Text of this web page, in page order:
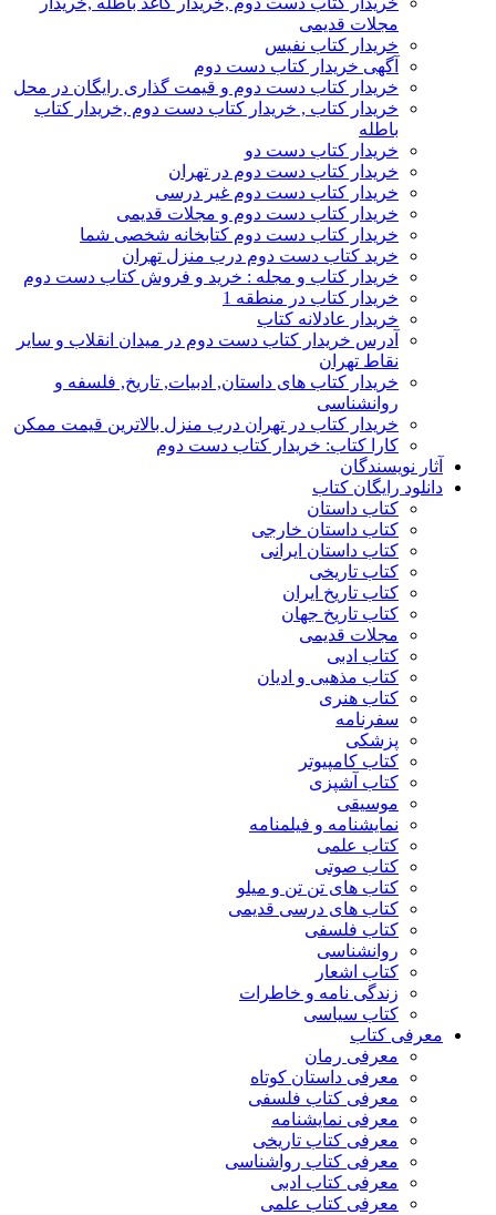
مجلات قدیمی
خریدار کتاب نفیس
آگهی خریدار کتاب دست دوم
خریدار کتاب دست دوم و قیمت گذاری رایگان در محل
خریدار کتاب , خریدار کتاب دست دوم ,خریدار کتاب
باطله
خریدار کتاب دست دو
خریدار کتاب دست دوم در تهران
خریدار کتاب دست دوم غیر درسی
خریدار کتاب دست دوم و مجلات قدیمی
خریدار کتاب دست دوم کتابخانه شخصی شما
خرید کتاب دست دوم درب منزل تهران
خریدار کتاب و مجله : خرید و فروش کتاب دست دوم
خریدار کتاب در منطقه 1
خریدار عادلانه کتاب
آدرس خریدار کتاب دست دوم در میدان انقلاب و سایر
نقاط تهران
خریدار کتاب های داستان, ادبیات, تاریخ, فلسفه و
روانشناسی
خریدار کتاب در تهران درب منزل بالاترین قیمت ممکن
کارا کتاب: خریدار کتاب دست دوم
آثار نویسندگان
دانلود رایگان کتاب
کتاب داستان
کتاب داستان خارجی
کتاب داستان ایرانی
کتاب تاریخی
کتاب تاریخ ایران
کتاب تاریخ جهان
مجلات قدیمی
کتاب ادبی
کتاب مذهبی و ادیان
کتاب هنری
سفرنامه
پزشکی
کتاب کامپیوتر
کتاب آشپزی
موسیقی
نمایشنامه و فیلمنامه
کتاب علمی
کتاب صوتی
کتاب های تن تن و میلو
کتاب های درسی قدیمی
کتاب فلسفی
روانشناسی
کتاب اشعار
زندگی نامه و خاطرات
کتاب سیاسی
معرفی کتاب
معرفی رمان
معرفی داستان کوتاه
معرفی کتاب فلسفی
معرفی نمایشنامه
معرفی کتاب تاریخی
معرفی کتاب رواشناسی
معرفی کتاب ادبی
معرفی کتاب علمی